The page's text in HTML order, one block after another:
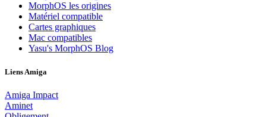
MorphOS les origines
Matériel compatible
Cartes graphiques
Mac compatibles
Yasu's MorphOS Blog
Liens Amiga
Amiga Impact
Aminet